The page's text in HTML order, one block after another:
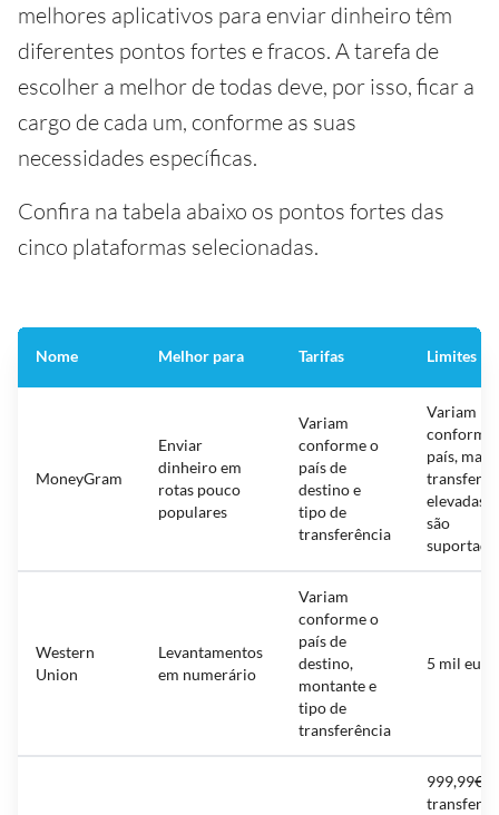
melhores aplicativos para enviar dinheiro têm
diferentes pontos fortes e fracos. A tarefa de
escolher a melhor de todas deve, por isso, ficar a
cargo de cada um, conforme as suas
necessidades específicas.
Confira na tabela abaixo os pontos fortes das
cinco plataformas selecionadas.
Nome Melhor para Tarifas Limites
MoneyGram
Enviar
dinheiro em
rotas pouco
populares
Variam
conforme o
país de
destino e
tipo de
transferência
Variam
conforme
país, mas
elevadas
são
Western
Union
Levantamentos
em numerário
Variam
conforme o
país de
destino,
montante e
tipo de
transferência
5 mil
999,99€